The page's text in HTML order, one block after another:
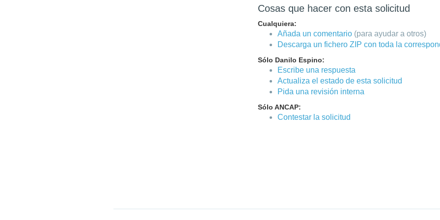
Cosas que hacer con esta solicitud
Cualquiera:
Añada un comentario (para ayudar a otros)
Descarga un fichero ZIP con toda la
Sólo Danilo Espino:
Escribe una respuesta
Actualiza el estado de esta solicitud
Pida una revisión interna
Sólo ANCAP:
Contestar la solicitud